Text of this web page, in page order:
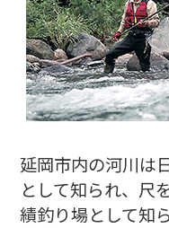
延岡市内の河川は
として知られ、尺
績釣り場として知